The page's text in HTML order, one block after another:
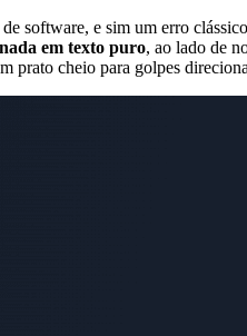
software, e sim um erro
em texto puro, ao lado de
prato cheio para golpes